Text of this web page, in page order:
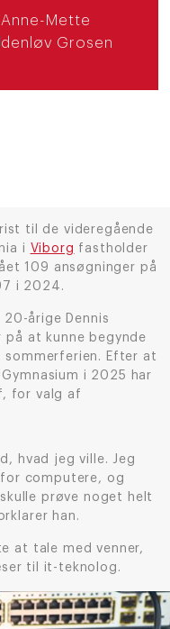
Anne-Mette
Grosen
til de videregående
i Viborg fastholder
109 ansøgninger på
i 2024.
20-årige Dennis
på at kunne begynde
Efter at
i 2025 har
for valg af
hvad jeg ville. Jeg
computere, og
prøve noget helt
han.
at tale med venner,
til it-teknolog.